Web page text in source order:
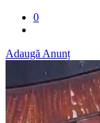
0
Adaugă Anunț